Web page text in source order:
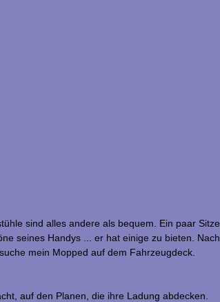
sind alles andere als bequem. Ein paar Sitze
seines Handys ... er hat einige zu bieten. Nach
mein Mopped auf dem Fahrzeugdeck.
auf den Planen, die ihre Ladung abdecken.